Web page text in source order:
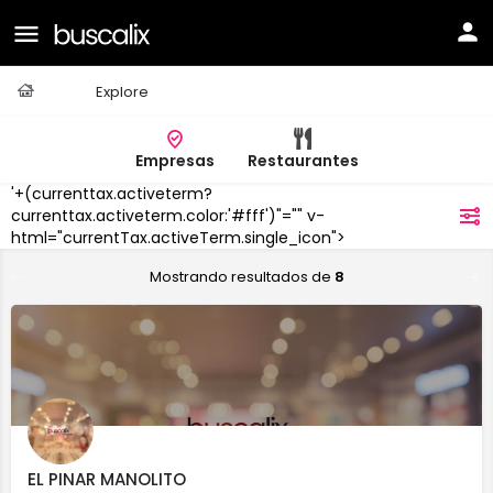
Explore
Empresas
Restaurantes
'+(currenttax.activeterm?
currenttax.activeterm.color:'#fff')"="" v-
html="currentTax.activeTerm.single_icon">
Zubia
Mostrando resultados de 8
EL PINAR MANOLITO